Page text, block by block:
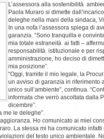
L’assessora alla sostenibilità
Paola Muraro si dimette
deleghe nella mani della sindaca,
In una nota l’assessora spiega di
garanzia. “Sono tranquilla e
mia totale estraneità ai fatti –
responsabilità istituzionale e per
amministrazione, ho deciso di
mia posizione”.
“Oggi, tramite il mio legale, la
un avviso di garanzia in riferimento
unico sull’ambiente”, continua.
informata che verrò ascoltata dalla
dicembre”.
me le deleghe”.
Ho comunicato ai miei
La stessa mi ha comunicato
del testo unico ambientale.